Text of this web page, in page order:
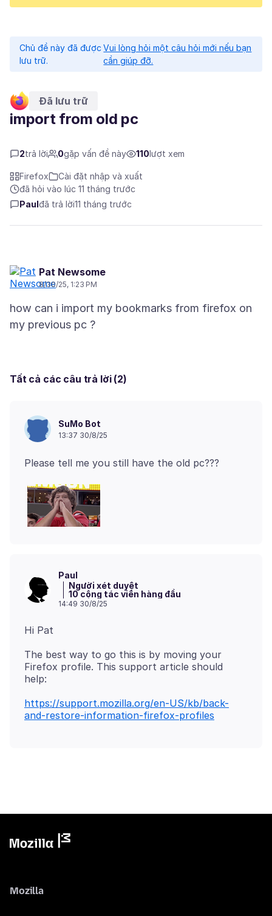
Chủ đề này đã được
lưu trữ.
Vui lòng hỏi một câu hỏi mới nếu bạn
cần giúp đỡ.
Đã lưu trữ
import from old pc
2trả lời 0gặp vấn đề này 110lượt xem
Firefox
Cài đặt nhập và xuất
đã hỏi vào lúc 11 tháng trước
Paulđã trả lời11 tháng trước
Pat Newsome
8/30/25, 1:23 PM
how can i import my bookmarks from firefox on
Tất cả các câu trả lời (2)
SuMo Bot
13:37 30/8/25
Paul
Người xét duyệt
10 cộng tác viên hàng đầu
14:49 30/8/25
The best way to go this is by moving your
Firefox profile. This support article should
https://support.mozilla.org/en-US/kb/back-
and-restore-information-firefox-profiles
Mozilla